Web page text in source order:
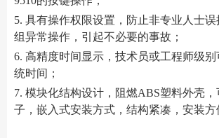
5. 具有操作权限设置，防止非专业人士
组异常操作，引起不必要的事故；
6. 高精度时间显示，技术员或工程师级
统时间；
7. 模块化结构设计，阻燃ABS塑料外壳
子，嵌入式安装方式，结构紧凑，安装方